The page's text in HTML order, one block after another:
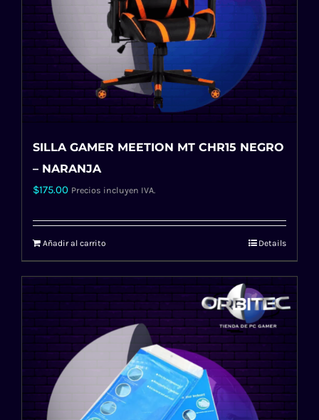
SILLA GAMER MEETION MT CHR15 NEGRO
– NARANJA
$175.00 Precios incluyen IVA.
Añadir al carrito Details